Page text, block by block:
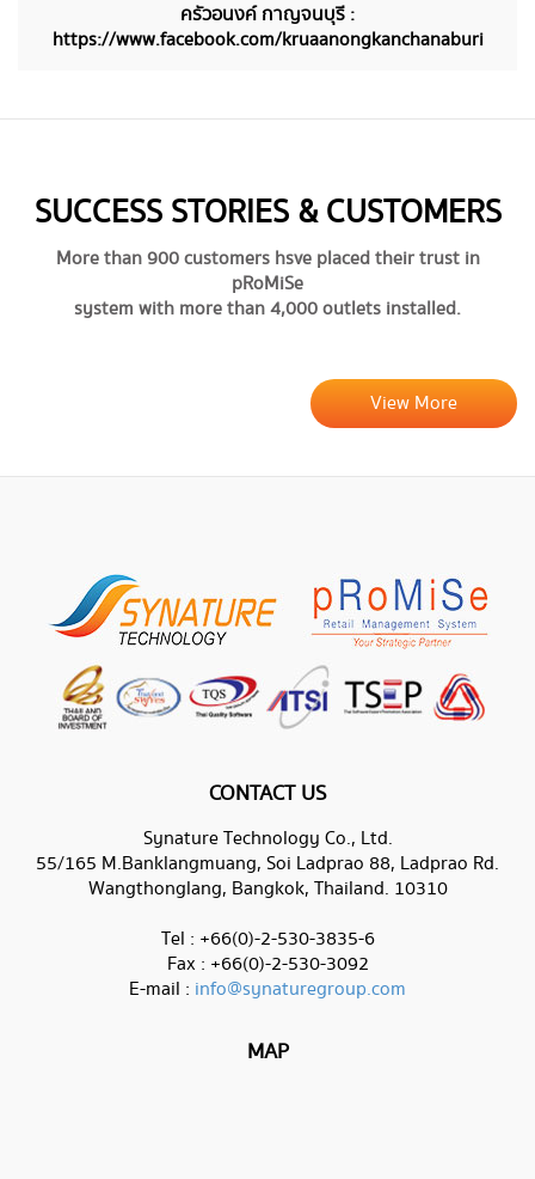
​​ครัวอนงค์ กาญจนบุรี :
https://www.facebook.com/kruaanongkanchanaburi
SUCCESS STORIES & CUSTOMERS
More than 900 customers hsve placed their trust in
pRoMiSe
system with more than 4,000 outlets installed.
View More
CONTACT US
Synature Technology Co., Ltd.
55/165 M.Banklangmuang, Soi Ladprao 88, Ladprao Rd.
Wangthonglang, Bangkok, Thailand. 10310
Tel : +66(0)-2-530-3835-6
Fax : +66(0)-2-530-3092
E-mail : info@synaturegroup.com
MAP